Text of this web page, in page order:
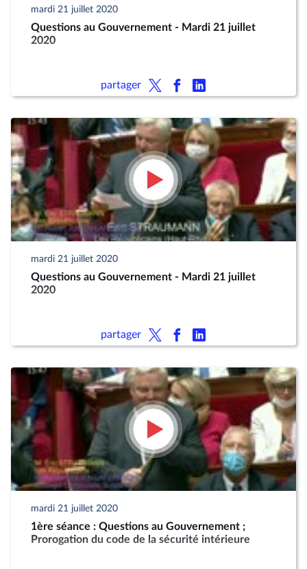
mardi 21 juillet 2020
Questions au Gouvernement - Mardi 21 juillet
2020
partager
mardi 21 juillet 2020
Questions au Gouvernement - Mardi 21 juillet
2020
partager
mardi 21 juillet 2020
1ère séance : Questions au Gouvernement ;
Prorogation du code de la sécurité intérieure